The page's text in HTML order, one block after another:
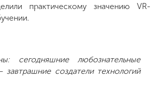
практическому значению VR-
сегодняшние любознательные
создатели технологий